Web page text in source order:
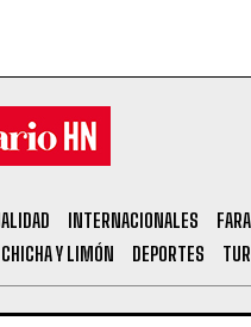
INTERNACIONALES
CHICHA Y LIMÓN DEPORTES